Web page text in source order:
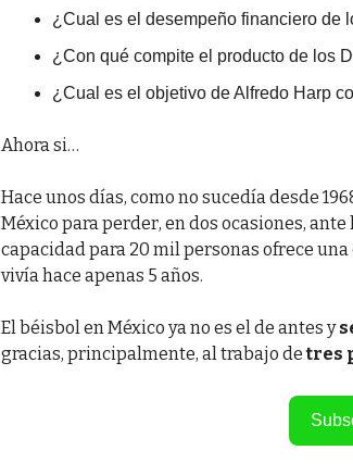
¿Cual es el desempeño financiero de
¿Con qué compite el producto de los
¿Cual es el objetivo de Alfredo Harp
Ahora si…
Hace unos días, como no sucedía desde
México para perder, en dos ocasiones, ante
capacidad para 20 mil personas ofrece
vivía hace apenas 5 años.
El béisbol en México ya no es el de antes y
gracias, principalmente, al trabajo detres